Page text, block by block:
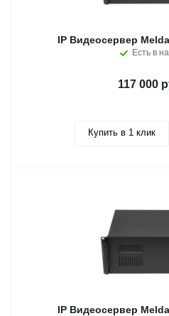
IP Видеосервер
Есть в
117 000
Купить в 1 клик
IP Видеосервер